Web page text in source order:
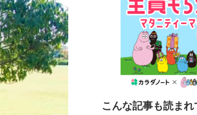
こんな記事も読ま